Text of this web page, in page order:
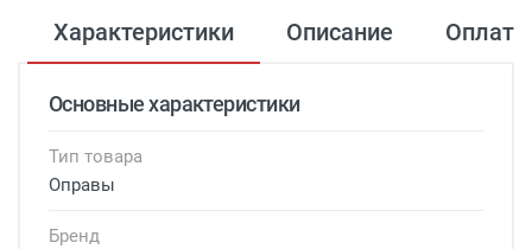
Характеристики Описание Оплата
Основные характеристики
Тип товара
Оправы
Бренд